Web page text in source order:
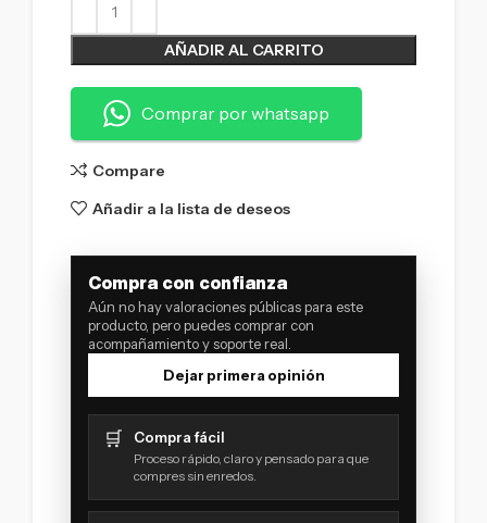
AÑADIR AL CARRITO
Comprar por whatsapp
Compare
Añadir a la lista de deseos
Compra con confianza
Aún no hay valoraciones públicas para este
producto, pero puedes comprar con
acompañamiento y soporte real.
Dejar primera opinión
🛒 Compra fácil
Proceso rápido, claro y pensado para que
compres sin enredos.